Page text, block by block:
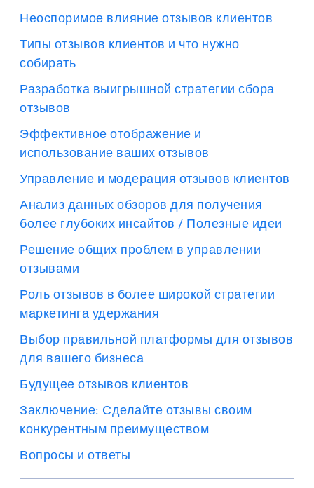
Неоспоримое влияние отзывов клиентов
Типы отзывов клиентов и что нужно
собирать
Разработка выигрышной стратегии сбора
отзывов
Эффективное отображение и
использование ваших отзывов
Управление и модерация отзывов клиентов
Анализ данных обзоров для получения
более глубоких инсайтов / Полезные идеи
Решение общих проблем в управлении
отзывами
Роль отзывов в более широкой стратегии
маркетинга удержания
Выбор правильной платформы для отзывов
для вашего бизнеса
Будущее отзывов клиентов
Заключение: Сделайте отзывы своим
конкурентным преимуществом
Вопросы и ответы